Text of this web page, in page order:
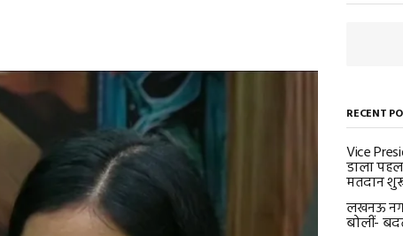
RECENT
Vice
डाला
मतदान
लखनऊ
बोलीं-